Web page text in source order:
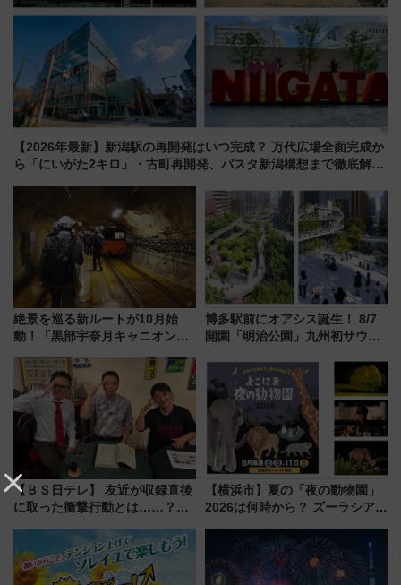
【2026年最新】新潟駅の再開発はいつ完成？ 万代広場全面完成か
ら「にいがた2キロ」・古町再開発、バスタ新潟構想まで徹底解
絶景を巡る新ルートが10月始
動！「黒部宇奈月キャニオンル
ジ」がオープン
博多駅前にオアシス誕生！ 8/7
開園「明治公園」九州初サウナ
品グルメ登場で駅前の過ごし方
はどう変わる？
【ＢＳ日テレ】 友近が収録直後
に取った衝撃行動とは……？
で極上の夏祭り鉄道旅を放送
【横浜市】夏の「夜の動物園」
2026は何時から？ ズーラシア・
見どころ、限定イベントを徹底
解説！